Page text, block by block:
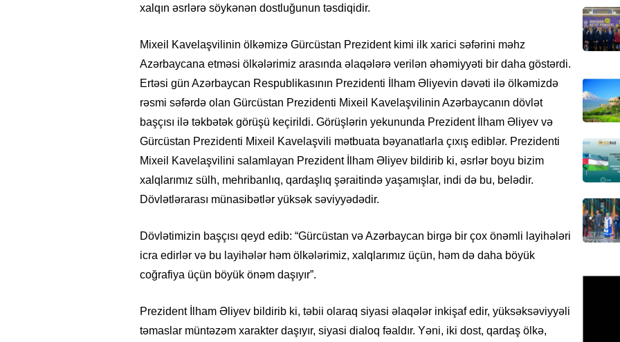
xalqın əsrlərə söykənən dostluğunun təsdiqidir.
Mixeil Kavelaşvilinin ölkəmizə Gürcüstan Prezident kimi ilk xarici səfərini məhz
Azərbaycana etməsi ölkələrimiz arasında əlaqələrə verilən əhəmiyyəti bir daha göstərdi.
Ertəsi gün Azərbaycan Respublikasının Prezidenti İlham Əliyevin dəvəti ilə ölkəmizdə
rəsmi səfərdə olan Gürcüstan Prezidenti Mixeil Kavelaşvilinin Azərbaycanın dövlət
başçısı ilə təkbətək görüşü keçirildi. Görüşlərin yekununda Prezident İlham Əliyev və
Gürcüstan Prezidenti Mixeil Kavelaşvili mətbuata bəyanatlarla çıxış ediblər. Prezidenti
Mixeil Kavelaşvilini salamlayan Prezident İlham Əliyev bildirib ki, əsrlər boyu bizim
xalqlarımız sülh, mehribanlıq, qardaşlıq şəraitində yaşamışlar, indi də bu, belədir.
Dövlətlərarası münasibətlər yüksək səviyyədədir.
Dövlətimizin başçısı qeyd edib: “Gürcüstan və Azərbaycan birgə bir çox önəmli layihələri
icra edirlər və bu layihələr həm ölkələrimiz, xalqlarımız üçün, həm də daha böyük
coğrafiya üçün böyük önəm daşıyır”.
Prezident İlham Əliyev bildirib ki, təbii olaraq siyasi əlaqələr inkişaf edir, yüksəksəviyyəli
təmaslar müntəzəm xarakter daşıyır, siyasi dialoq fəaldır. Yəni, iki dost, qardaş ölkə,
Dosye
sazişi
ÖZƏL
imtina